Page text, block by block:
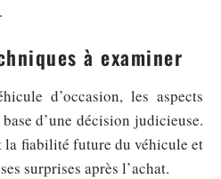
à examiner
d’occasion, les aspects
d’une décision judicieuse.
la fiabilité future du véhicule et
surprises après l’achat.